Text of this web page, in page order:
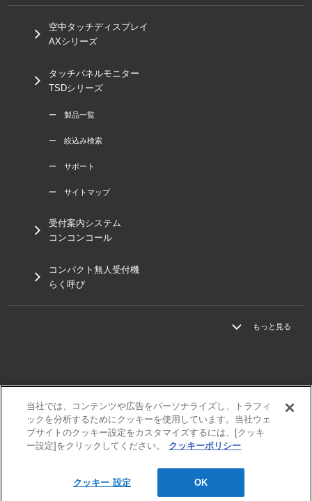
空中タッチディスプレイ
AXシリーズ
タッチパネルモニター
TSDシリーズ
ー 製品一覧
ー 絞込み検索
ー サポート
ー サイトマップ
受付案内システム
コンコンコール
コンパクト無人受付機
らく呼び
もっと見る
三菱電機
利用規程
個人情報保護方針
© MITSUBISHI ELECTRIC ENGINEERING Co., Ltd.
当社では、コンテンツや広告をパーソナライズし、トラフィ
ックを分析するためにクッキーを使用しています。当社ウェ
ブサイトのクッキー設定をカスタマイズするには、[クッキ
ー設定]をクリックしてください。
クッキーポリシー
クッキー 設定 OK